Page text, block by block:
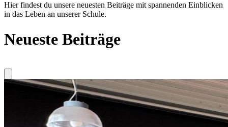
Hier findest du unsere neuesten Beiträge mit spannenden Einblicken
in das Leben an unserer Schule.
Neueste Beiträge